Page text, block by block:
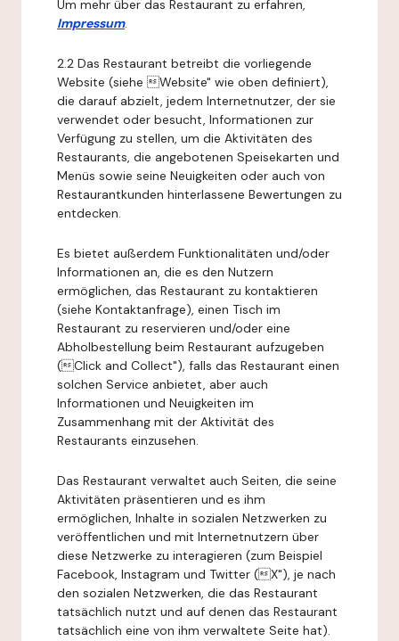
Um mehr über das Restaurant zu erfahren,
Impressum.
2.2 Das Restaurant betreibt die vorliegende
Website (siehe Website" wie oben definiert),
die darauf abzielt, jedem Internetnutzer, der sie
verwendet oder besucht, Informationen zur
Verfügung zu stellen, um die Aktivitäten des
Restaurants, die angebotenen Speisekarten und
Menüs sowie seine Neuigkeiten oder auch von
Restaurantkunden hinterlassene Bewertungen zu
entdecken.
Es bietet außerdem Funktionalitäten und/oder
Informationen an, die es den Nutzern
ermöglichen, das Restaurant zu kontaktieren
(siehe Kontaktanfrage), einen Tisch im
Restaurant zu reservieren und/oder eine
Abholbestellung beim Restaurant aufzugeben
(Click and Collect"), falls das Restaurant einen
solchen Service anbietet, aber auch
Informationen und Neuigkeiten im
Zusammenhang mit der Aktivität des
Restaurants einzusehen.
Das Restaurant verwaltet auch Seiten, die seine
Aktivitäten präsentieren und es ihm
ermöglichen, Inhalte in sozialen Netzwerken zu
veröffentlichen und mit Internetnutzern über
diese Netzwerke zu interagieren (zum Beispiel
Facebook, Instagram und Twitter (X"), je nach
den sozialen Netzwerken, die das Restaurant
tatsächlich nutzt und auf denen das Restaurant
tatsächlich eine von ihm verwaltete Seite hat).